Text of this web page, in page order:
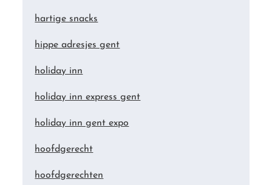
hartige snacks
hippe adresjes gent
holiday inn
holiday inn express gent
holiday inn gent expo
hoofdgerecht
hoofdgerechten